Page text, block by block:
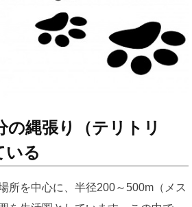
の縄張り（テリトリ
いる
所を中心に、半径200～500m（メス